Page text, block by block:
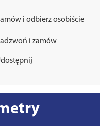
i odbierz osobiście
i zamów